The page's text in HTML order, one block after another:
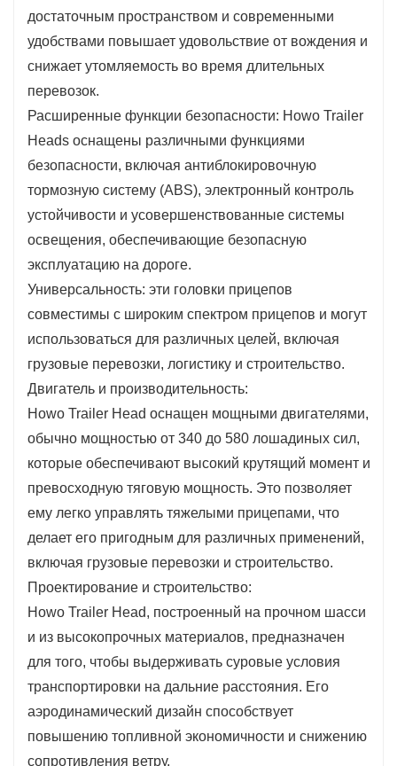
достаточным пространством и современными
удобствами повышает удовольствие от вождения и
снижает утомляемость во время длительных
перевозок.
Расширенные функции безопасности: Howo Trailer
Heads оснащены различными функциями
безопасности, включая антиблокировочную
тормозную систему (ABS), электронный контроль
устойчивости и усовершенствованные системы
освещения, обеспечивающие безопасную
эксплуатацию на дороге.
Универсальность: эти головки прицепов
совместимы с широким спектром прицепов и могут
использоваться для различных целей, включая
грузовые перевозки, логистику и строительство.
Двигатель и производительность:
Howo Trailer Head оснащен мощными двигателями,
обычно мощностью от 340 до 580 лошадиных сил,
которые обеспечивают высокий крутящий момент и
превосходную тяговую мощность. Это позволяет
ему легко управлять тяжелыми прицепами, что
делает его пригодным для различных применений,
включая грузовые перевозки и строительство.
Проектирование и строительство:
Howo Trailer Head, построенный на прочном шасси
и из высокопрочных материалов, предназначен
для того, чтобы выдерживать суровые условия
транспортировки на дальние расстояния. Его
аэродинамический дизайн способствует
повышению топливной экономичности и снижению
сопротивления ветру.